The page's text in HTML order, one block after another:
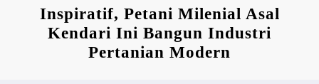
Inspiratif, Petani Milenial Asal
Kendari Ini Bangun Industri
Pertanian Modern